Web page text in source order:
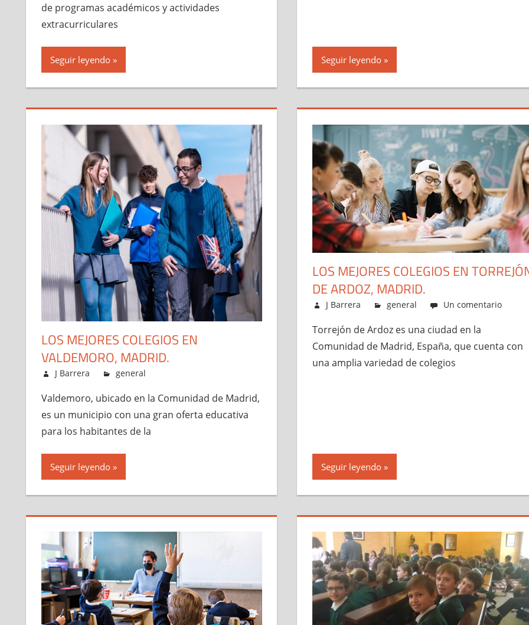
de programas académicos y actividades
extracurriculares
Seguir leyendo Seguir leyendo
LOS MEJORES COLEGIOS EN
VALDEMORO, MADRID.
mayo 4, 2023
J Barrera general
Valdemoro, ubicado en la Comunidad de Madrid,
es un municipio con una gran oferta educativa
para los habitantes de la
Seguir leyendo
LOS MEJORES COLEGIOS EN
DE ARDOZ, MADRID.
mayo 3, 2023
J Barrera general Un comentario
Torrejón de Ardoz es una ciudad en la
Comunidad de Madrid, España, que cuenta con
una amplia variedad de colegios
Seguir leyendo